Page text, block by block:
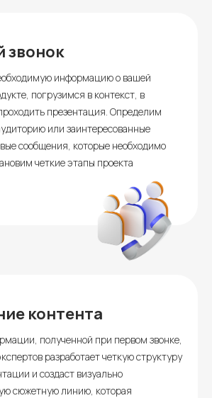
звонок
информацию о вашей
погрузимся в контекст, в
презентация. Определим
или заинтересованные
сообщения, которые необходимо
четкие этапы проекта
контента
полученной при первом звонке,
разработает четкую структуру
и создаст визуально
сюжетную линию, которая